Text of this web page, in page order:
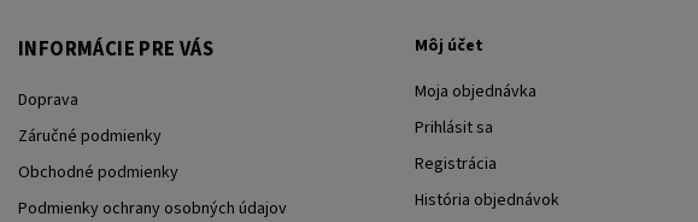
INFORMÁCIE PRE VÁS
Doprava
Záručné podmienky
Obchodné podmienky
Podmienky ochrany osobných údajov
Môj účet
Moja objednávka
Prihlásit sa
Registrácia
História objednávok